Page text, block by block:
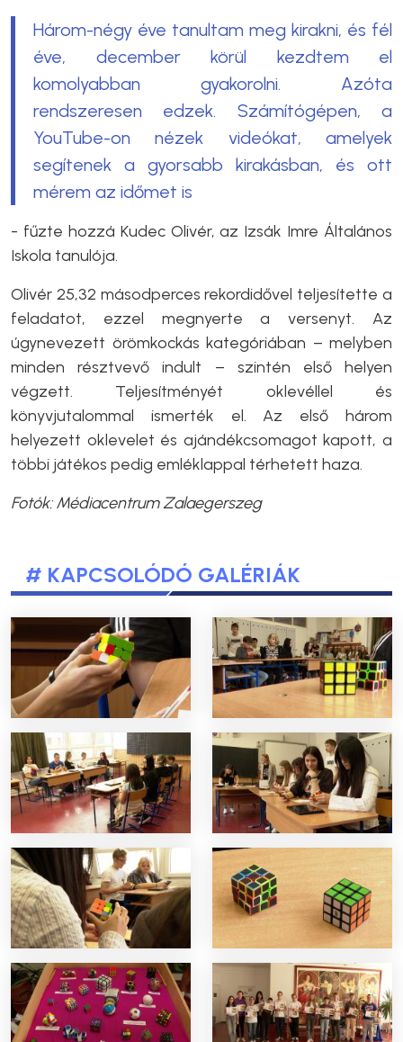
Három-négy éve tanultam meg kirakni, és fél
éve, december körül kezdtem el
komolyabban gyakorolni. Azóta
rendszeresen edzek. Számítógépen, a
YouTube-on nézek videókat, amelyek
segítenek a gyorsabb kirakásban, és ott
mérem az időmet is
- fűzte hozzá Kudec Olivér, az Izsák Imre Általános
Iskola tanulója.
Olivér 25,32 másodperces rekordidővel teljesítette a
feladatot, ezzel megnyerte a versenyt. Az
úgynevezett örömkockás kategóriában – melyben
minden résztvevő indult – szintén első helyen
végzett. Teljesítményét oklevéllel és
könyvjutalommal ismerték el. Az első három
helyezett oklevelet és ajándékcsomagot kapott, a
többi játékos pedig emléklappal térhetett haza.
Fotók: Médiacentrum Zalaegerszeg
# KAPCSOLÓDÓ GALÉRIÁK